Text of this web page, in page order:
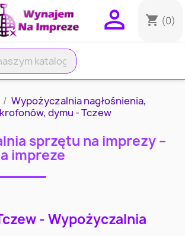
shopping_cart (0)

Wypożyczalnia nagłośnienia,
dymu - Tczew
sprzętu na imprezy –
impreze
- Wypożyczalnia